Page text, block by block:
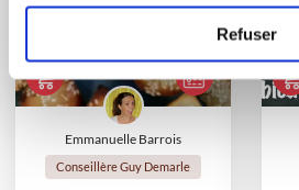
Refuser
Emmanuelle Barrois
Conseillère Guy Demarle